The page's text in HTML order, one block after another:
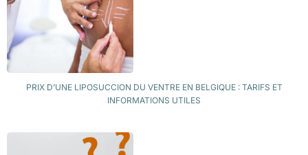
PRIX D’UNE LIPOSUCCION DU VENTRE EN BELGIQUE : TARIFS ET
INFORMATIONS UTILES